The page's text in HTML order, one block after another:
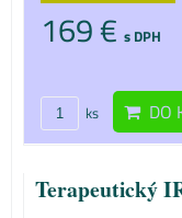
169 € s DPH
ks DO
Terapeutický